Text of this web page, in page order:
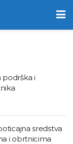
i
sredstva
i obrtnicima